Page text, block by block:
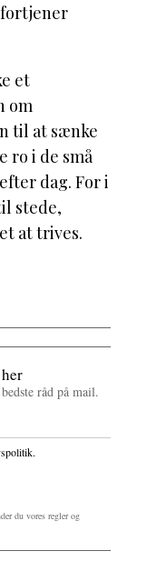
et
om
til at sænke
ro i de små
dag. For i
stede,
at trives.
råd på mail.
du vores regler og